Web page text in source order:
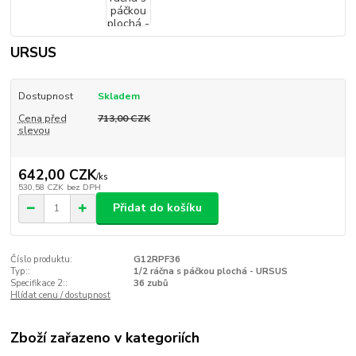
URSUS
Dostupnost
Skladem
Cena před
slevou
713,00 CZK
642,00 CZK/ks
530,58 CZK bez DPH
Přidat do košíku
Číslo produktu:
G12RPF36
Typ::
1/2 ráčna s páčkou plochá - URSUS
Specifikace 2::
36 zubů
Hlídat cenu / dostupnost
Zboží zařazeno v kategoriích